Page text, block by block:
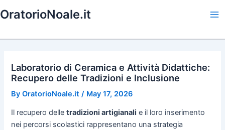
to
OratorioNoale.it
Laboratorio di Ceramica e Attività Didattiche:
Recupero delle Tradizioni e Inclusione
ByOratorioNoale.it / May 17, 2026
Il recupero delletradizioni artigianali e il loro inserimento
nei percorsi scolastici rappresentano una strategia